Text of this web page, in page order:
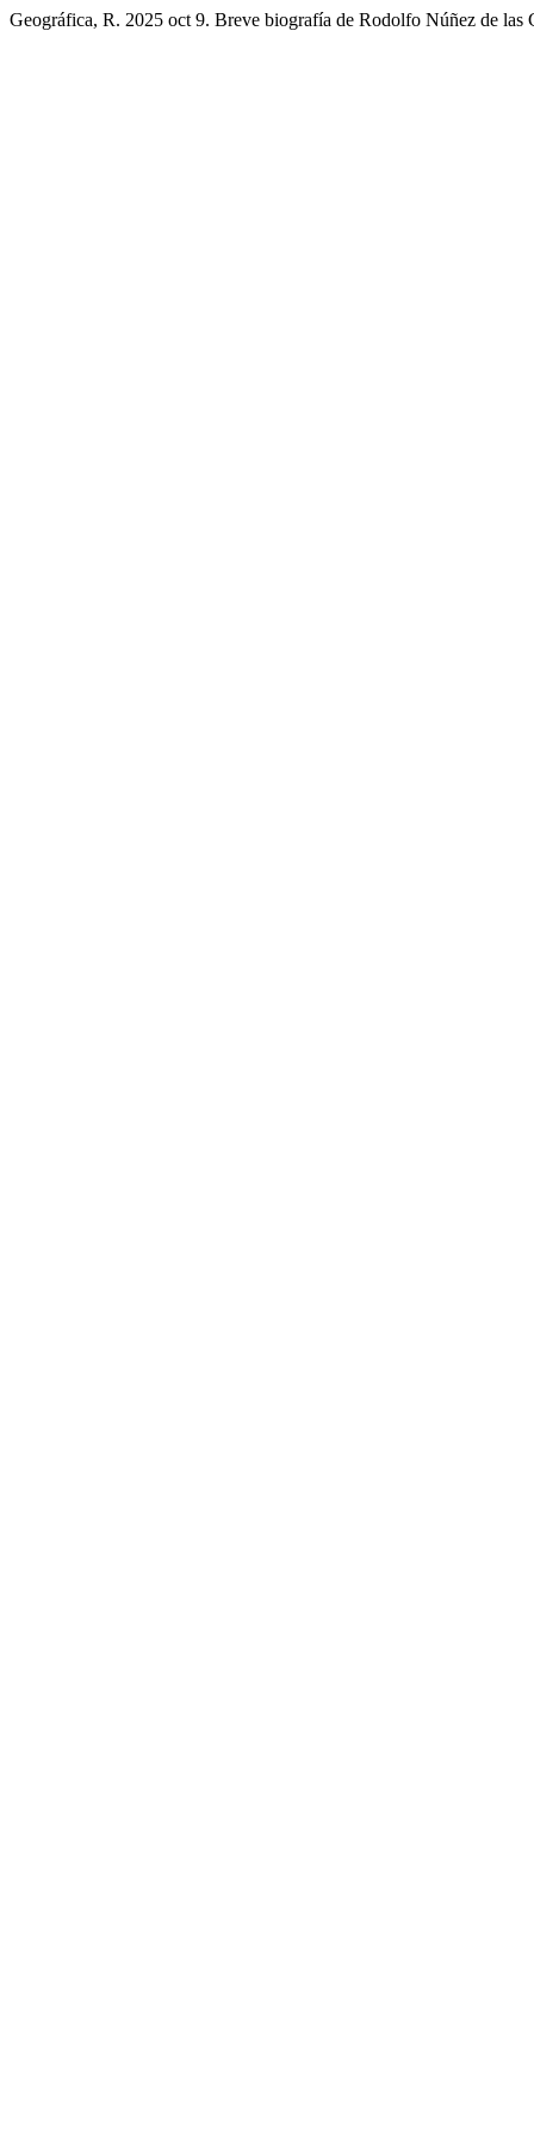
Geográfica, R. 2025 oct 9. Breve biografía de Rodolfo Núñez de